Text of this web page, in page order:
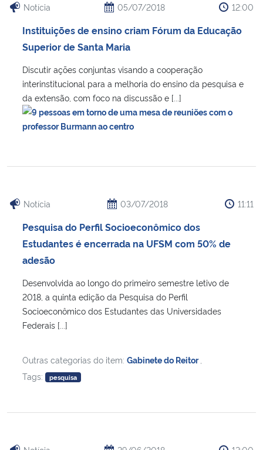
Notícia 05/07/2018 12:00
Instituições de ensino criam Fórum da Educação
Superior de Santa Maria
Discutir ações conjuntas visando a cooperação
interinstitucional para a melhoria do ensino da pesquisa e
da extensão, com foco na discussão e [...]
Notícia 03/07/2018 11:11
Pesquisa do Perfil Socioeconômico dos
Estudantes é encerrada na UFSM com 50% de
adesão
Desenvolvida ao longo do primeiro semestre letivo de
2018, a quinta edição da Pesquisa do Perfil
Socioeconômico dos Estudantes das Universidades
Federais [...]
Outras categorias do item: Gabinete do Reitor
Tags:
pesquisa